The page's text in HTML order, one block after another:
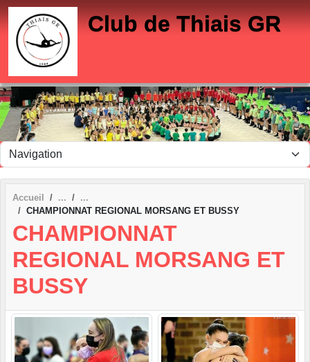
Club de Thiais GR
Accueil
CHAMPIONNAT REGIONAL MORSANG ET BUSSY
CHAMPIONNAT
REGIONAL MORSANG ET
BUSSY
Panneau de gestion des cookies